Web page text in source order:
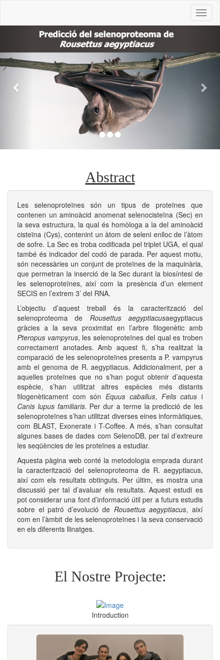
Previous
Abstract
Les selenoproteïnes són un tipus de proteïnes que
contenen un aminoàcid anomenat selenocisteïna (Sec) en
la seva estructura, la qual és homòloga a la del aminoàcid
cisteïna (Cys), contenint un àtom de seleni enlloc de l’àtom
de sofre. La Sec es troba codificada pel triplet UGA, el qual
també és indicador del codó de parada. Per aquest motiu,
són necessàries un conjunt de proteïnes de la maquinària,
que permetran la inserció de la Sec durant la biosíntesi de
les selenoproteïnes, així com la presència d’un element
SECIS en l’extrem 3’ del RNA.
L’objectiu d’aquest treball és la caracterització del
selenoproteoma de Rousettus aegyptiacusaegyptiacus
gràcies a la seva proximitat en l’arbre filogenètic amb
Pteropus vampyrus, les selenoproteïnes del qual es troben
correctament anotades. Amb aquest fi, s’ha realitzat la
comparació de les selenoproteïnes presents a P. vampyrus
amb el genoma de R. aegyptiacus. Addicionalment, per a
aquelles proteïnes que no s’han pogut obtenir d’aquesta
espècie, s’han utilitzat altres espècies més distants
filogenèticament com sónEquus caballus, Felis catus i
Canis lupus familiaris. Per dur a terme la predicció de les
selenoproteïnes s’han utilitzat diverses eines informàtiques,
com BLAST, Exonerate i T-Coffee. A més, s’han consultat
algunes bases de dades com SelenoDB, per tal d’extreure
les seqüències de les proteïnes a estudiar.
Aquesta pàgina web conté la metodologia emprada durant
la caracterització del selenoproteoma de R. aegyptiacus,
així com els resultats obtinguts. Per últim, es mostra una
discussió per tal d’avaluar els resultats. Aquest estudi es
pot considerar una font d’informació útil per a futurs estudis
sobre el patró d’evolució de Rousettus aegyptiacus, així
com en l’àmbit de les selenoproteïnes i la seva conservació
en els diferents llinatges.
El Nostre Projecte:
Introduction